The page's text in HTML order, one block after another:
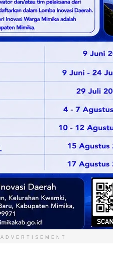
ADVERTISEMENT